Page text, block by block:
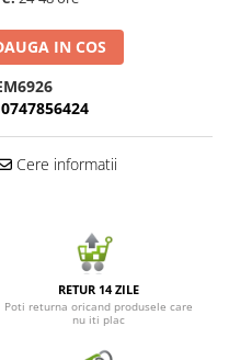
IN COS
0747856424
Cere informatii
RETUR 14 ZILE
Poti returna oricand produsele care
nu iti plac